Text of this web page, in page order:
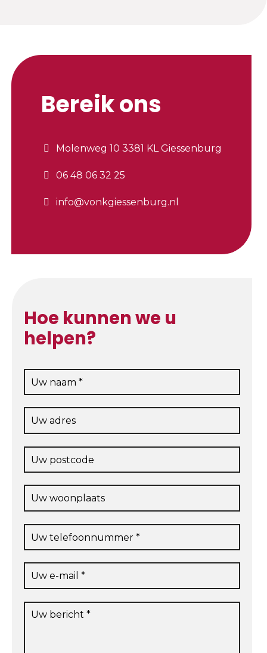
Bereik ons
Molenweg 10 3381 KL Giessenburg
06 48 06 32 25
info@vonkgiessenburg.nl
Hoe kunnen we u
helpen?